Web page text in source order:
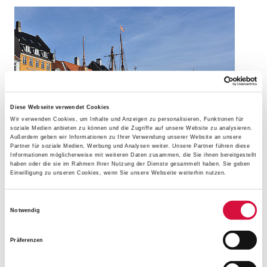
Diese Webseite verwendet Cookies
Wir verwenden Cookies, um Inhalte und Anzeigen zu personalisieren, Funktionen für
soziale Medien anbieten zu können und die Zugriffe auf unsere Website zu analysieren.
Außerdem geben wir Informationen zu Ihrer Verwendung unserer Website an unsere
Partner für soziale Medien, Werbung und Analysen weiter. Unsere Partner führen diese
Informationen möglicherweise mit weiteren Daten zusammen, die Sie ihnen bereitgestellt
haben oder die sie im Rahmen Ihrer Nutzung der Dienste gesammelt haben. Sie geben
Einwilligung zu unseren Cookies, wenn Sie unsere Webseite weiterhin nutzen.
Notwendig
Präferenzen
Nordlichter des Glaubens können Teilnehmende in
SCHWEDEN/DÄNEMARK
Nordlichter des Glaubens